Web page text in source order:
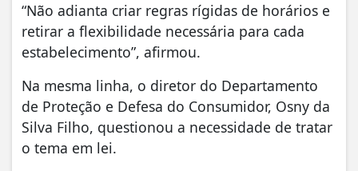
“Não adianta criar regras rígidas de horários e
retirar a flexibilidade necessária para cada
estabelecimento”, afirmou.
Na mesma linha, o diretor do Departamento
de Proteção e Defesa do Consumidor, Osny da
Silva Filho, questionou a necessidade de tratar
o tema em lei.